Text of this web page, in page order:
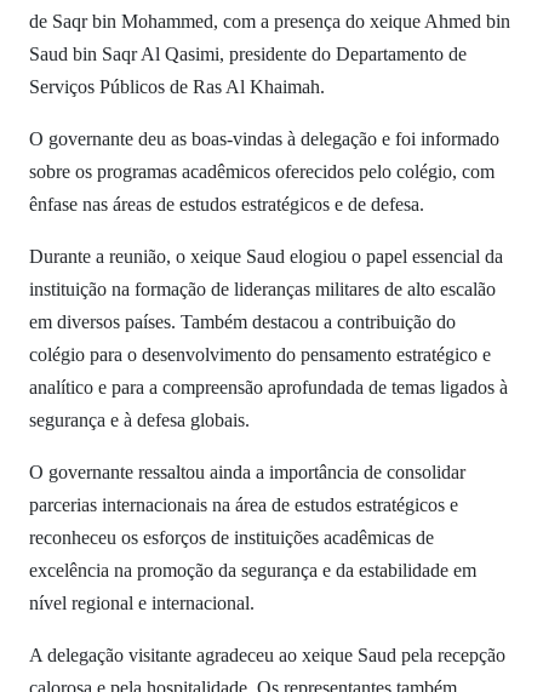
de Saqr bin Mohammed, com a presença do xeique Ahmed bin
Saud bin Saqr Al Qasimi, presidente do Departamento de
Serviços Públicos de Ras Al Khaimah.
O governante deu as boas-vindas à delegação e foi informado
sobre os programas acadêmicos oferecidos pelo colégio, com
ênfase nas áreas de estudos estratégicos e de defesa.
Durante a reunião, o xeique Saud elogiou o papel essencial da
instituição na formação de lideranças militares de alto escalão
em diversos países. Também destacou a contribuição do
colégio para o desenvolvimento do pensamento estratégico e
analítico e para a compreensão aprofundada de temas ligados à
segurança e à defesa globais.
O governante ressaltou ainda a importância de consolidar
parcerias internacionais na área de estudos estratégicos e
reconheceu os esforços de instituições acadêmicas de
excelência na promoção da segurança e da estabilidade em
nível regional e internacional.
A delegação visitante agradeceu ao xeique Saud pela recepção
calorosa e pela hospitalidade. Os representantes também